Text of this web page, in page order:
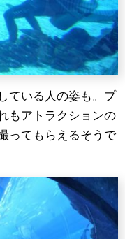
ている人の姿も。プ
もアトラクションの
ってもらえるそうで